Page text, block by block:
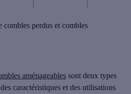
combles perdus et combles
aménageables sont deux types
caractéristiques et des utilisations